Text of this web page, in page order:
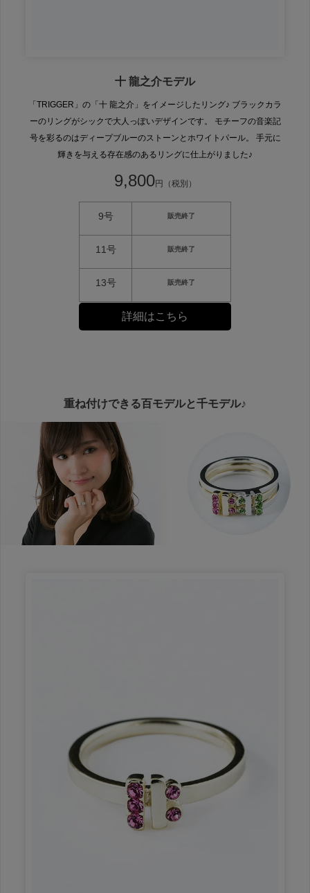
十 龍之介モデル
「TRIGGER」の「十 龍之介」をイメージしたリング♪ ブラックカラ
ーのリングがシックで大人っぽいデザインです。 モチーフの音楽記
号を彩るのはディープブルーのストーンとホワイトパール。 手元に
輝きを与える存在感のあるリングに仕上がりました♪
9,800円（税別）
9号 販売終了
11号 販売終了
13号 販売終了
詳細はこちら
重ね付けできる百モデルと千モデル♪